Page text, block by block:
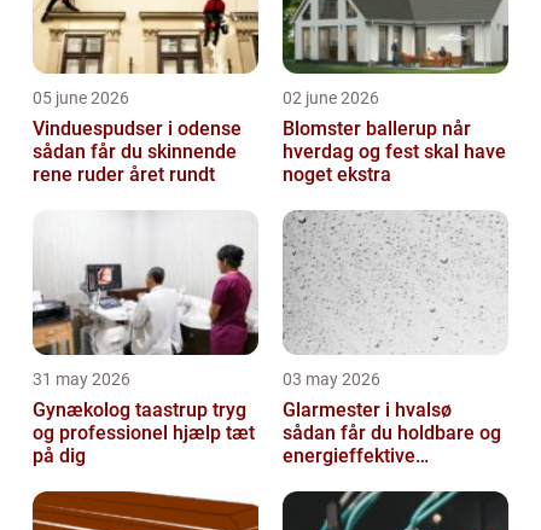
05 june 2026
Vinduespudser i odense
sådan får du skinnende
rene ruder året rundt
02 june 2026
Blomster ballerup når
hverdag og fest skal have
noget ekstra
31 may 2026
Gynækolog taastrup tryg
og professionel hjælp tæt
på dig
03 may 2026
Glarmester i hvalsø
sådan får du holdbare og
energieffektive